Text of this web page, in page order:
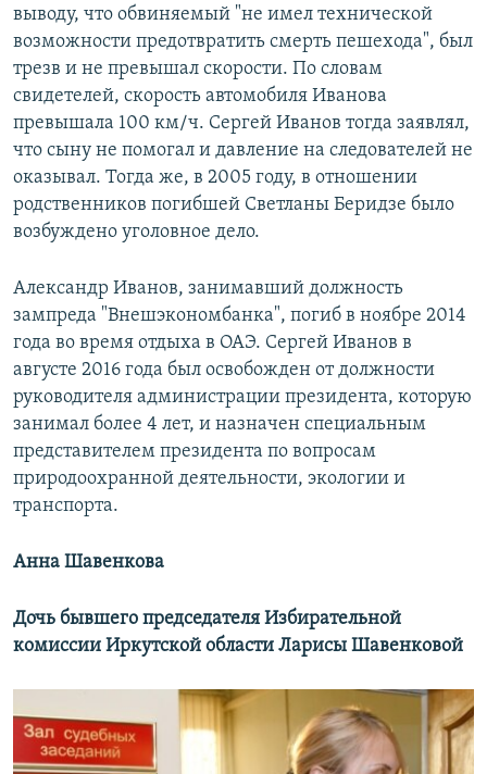
выводу, что обвиняемый "не имел технической
возможности предотвратить смерть пешехода", был
трезв и не превышал скорости. По словам
свидетелей, скорость автомобиля Иванова
превышала 100 км/ч. Сергей Иванов тогда заявлял,
что сыну не помогал и давление на следователей не
оказывал. Тогда же, в 2005 году, в отношении
родственников погибшей Светланы Беридзе было
возбуждено уголовное дело.
Александр Иванов, занимавший должность
зампреда "Внешэкономбанка", погиб в ноябре 2014
года во время отдыха в ОАЭ. Сергей Иванов в
августе 2016 года был освобожден от должности
руководителя администрации президента, которую
занимал более 4 лет, и назначен специальным
представителем президента по вопросам
природоохранной деятельности, экологии и
транспорта.
Анна Шавенкова
Дочь бывшего председателя Избирательной
комиссии Иркутской области Ларисы Шавенковой